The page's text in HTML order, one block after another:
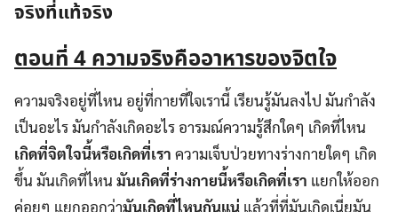
จริงที่แท้จริง
ตอนที่4 ความจริงคืออาหารของจิตใจ
ความจริงอยู่ที่ไหน อยู่ที่กายที่ใจเรานี้ เรียนรู้มันลงไป มันกำลัง
เป็นอะไร มันกำลังเกิดอะไร อารมณ์ความรู้สึกใดๆ เกิดที่ไหน
เกิดที่จิตใจนี้หรือเกิดที่เรา ความเจ็บป่วยทางร่างกายใดๆ เกิด
ขึ้น มันเกิดที่ไหน มันเกิดที่ร่างกายนี้หรือเกิดที่เรา แยกให้ออก
ค่อยๆ แยกออกว่ามันเกิดที่ไหนกันแน่ แล้วที่ที่มันเกิดเนี่ยมัน